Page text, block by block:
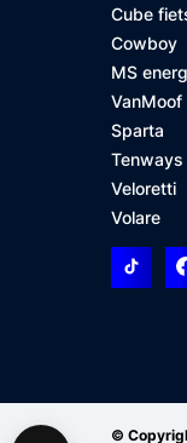
Cube
Cowboy
MS
VanMoof
Sparta
Tenways
Veloretti
Volare
©